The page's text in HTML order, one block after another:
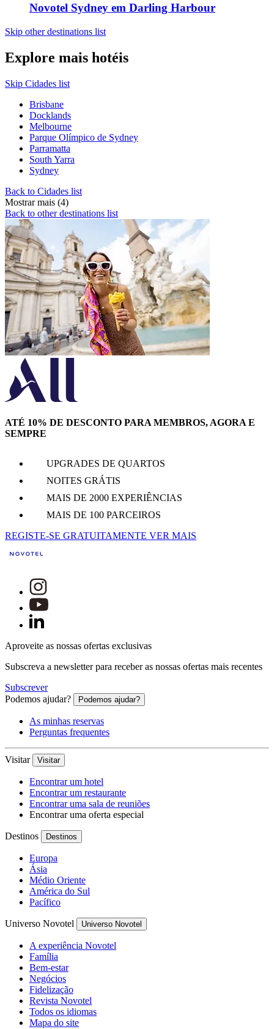
Novotel Sydney em Darling Harbour
Skip other destinations list
Explore mais hotéis
Skip Cidades list
Brisbane
Docklands
Melbourne
Parque Olímpico de Sydney
Parramatta
South Yarra
Sydney
Back to Cidades list
Mostrar mais (4)
Back to other destinations list
ATÉ 10% DE DESCONTO PARA MEMBROS, AGORA E
SEMPRE
UPGRADES DE QUARTOS
NOITES GRÁTIS
MAIS DE 2000 EXPERIÊNCIAS
MAIS DE 100 PARCEIROS
REGISTE-SE GRATUITAMENTE VER MAIS
Aproveite as nossas ofertas exclusivas
Subscreva a newsletter para receber as nossas ofertas mais recentes
Subscrever
Podemos ajudar?
Podemos ajudar?
As minhas reservas
Perguntas frequentes
Visitar Visitar
Encontrar um hotel
Encontrar um restaurante
Encontrar uma sala de reuniões
Encontrar uma oferta especial
Destinos Destinos
Europa
Ásia
Médio Oriente
América do Sul
Pacífico
Universo Novotel Universo Novotel
A experiência Novotel
Família
Bem-estar
Negócios
Fidelização
Revista Novotel
Todos os idiomas
Mapa do site